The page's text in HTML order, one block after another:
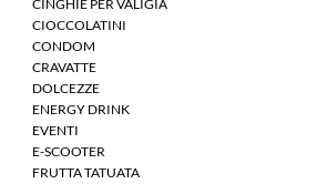
CINGHIE PER VALIGIA
CIOCCOLATINI
CONDOM
CRAVATTE
DOLCEZZE
ENERGY DRINK
EVENTI
E-SCOOTER
FRUTTA TATUATA